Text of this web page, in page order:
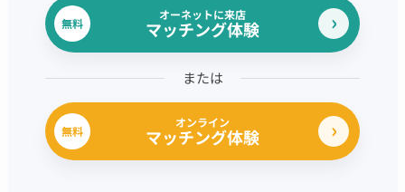
無料
オーネットに来店
マッチング体験
または
無料
オンライン
マッチング体験